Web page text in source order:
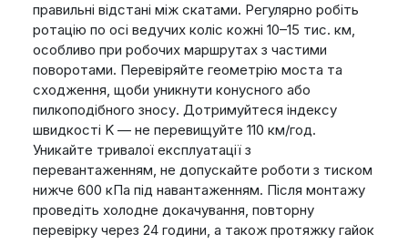
правильні відстані між скатами. Регулярно робіть
ротацію по осі ведучих коліс кожні 10–15 тис. км,
особливо при робочих маршрутах з частими
поворотами. Перевіряйте геометрію моста та
сходження, щоби уникнути конусного або
пилкоподібного зносу. Дотримуйтеся індексу
швидкості K — не перевищуйте 110 км/год.
Уникайте тривалої експлуатації з
перевантаженням, не допускайте роботи з тиском
нижче 600 кПа під навантаженням. Після монтажу
проведіть холодне докачування, повторну
перевірку через 24 години, а також протяжку гайок